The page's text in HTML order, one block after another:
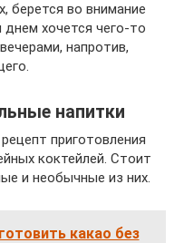
берется во внимание
хочется чего-то
напротив,
напитки
приготовления
коктейлей. Стоит
и необычные из них.
какао без